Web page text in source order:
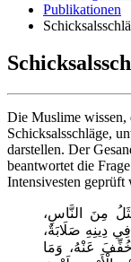
Publikationen
Die Muslime wissen,
Schicksalsschläge,
darstellen. Der
beantwortet die
Intensivesten geprüft
مِنَ النَّاسِ،
دِينِهِ صَلَابَةٌ،
خُفِّفَ عَنْهُ، وَمَا